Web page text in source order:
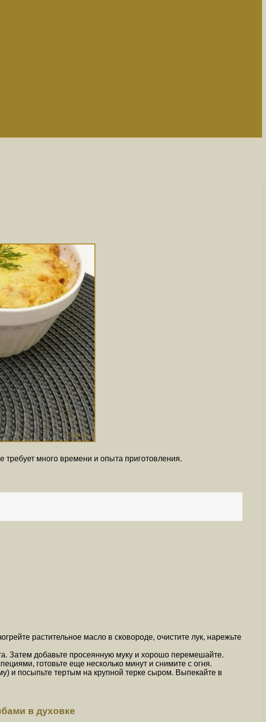
много времени и опыта приготовления.
растительное масло в сковороде, очистите лук, нарежьте
Затем добавьте просеянную муку и хорошо перемешайте.
готовьте еще несколько минут и снимите с огня.
и посыпьте тертым на крупной терке сыром. Выпекайте в
в духовке